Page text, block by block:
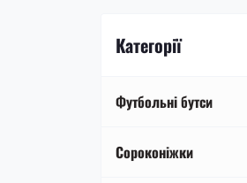
Категорії
Футбольні бутси
Футбольні бутси Nike
Сороконіжки